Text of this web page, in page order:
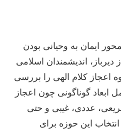
ایمان به وحیانی بودن
اندیشمندان اسلامی
اعجاز کلام الهی را بررسی
ابعاد گوناگونی چون اعجاز
عددی، غیبی و حتی
این حوزه برای